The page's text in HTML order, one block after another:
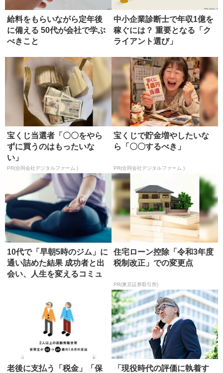
給料をもらいながら定年後
に備える 50代が会社で学ぶ
べきこと
中小企業診断士で年収1億を
稼ぐには？ 重要となる「ク
ライアント選び」
宝くじ当選者「〇〇をやら
ずに買うのはもったいな
い」
PR(合同会社デジタルファーム )
宝くじで貯金増やしたいな
ら「〇〇するべき」
PR(合同会社デジタルファーム )
10代で「早朝5時のジム」に
通い詰めた結果 成功者と出
会い、人生を変えるコミュ
住宅ローン控除「令和3年度
税制改正」での変更点
PR(東京証券取引所)
老後に支払う「税金」「保
「現役時代の評価に執着す